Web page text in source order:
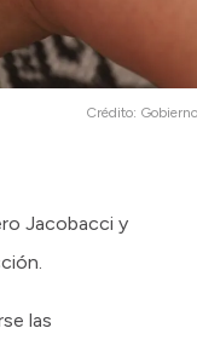
Crédito:
Jacobacci y
las